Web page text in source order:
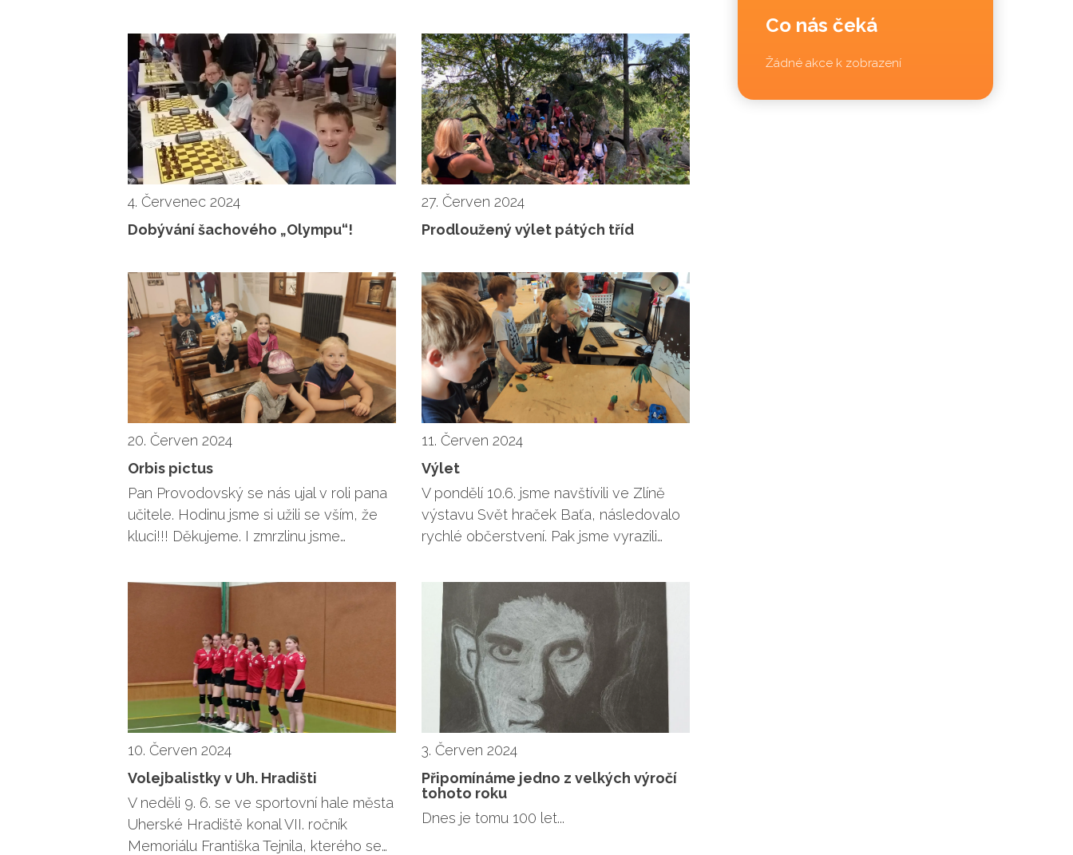
4. Červenec 2024
Dobývání šachového „Olympu“!
27. Červen 2024
Prodloužený výlet pátých tříd
20. Červen 2024
Orbis pictus
Pan Provodovský se nás ujal v roli pana
učitele. Hodinu jsme si užili se vším, že
kluci!!! Děkujeme. I zmrzlinu jsme…
11. Červen 2024
Výlet
V pondělí 10.6. jsme navštívili ve Zlíně
výstavu Svět hraček Baťa, následovalo
rychlé občerstvení. Pak jsme vyrazili…
10. Červen 2024
Volejbalistky v Uh. Hradišti
V neděli 9. 6. se ve sportovní hale města
Uherské Hradiště konal VII. ročník
Memoriálu Františka Tejnila, kterého se…
3. Červen 2024
Připomínáme jedno z velkých výročí
tohoto roku
Dnes je tomu 100 let...
Co nás čeká
Žádné akce k zobrazení